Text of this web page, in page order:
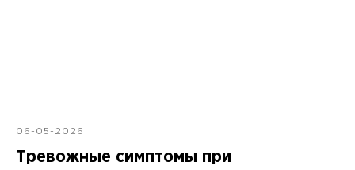
06-05-2026
Тревожные симптомы при